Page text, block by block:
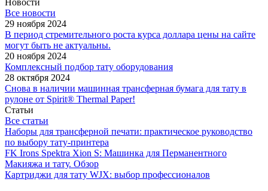
Новости
Все новости
29 ноября 2024
В период стремительного роста курса доллара цены на сайте
могут быть не актуальны.
20 ноября 2024
Комплексный подбор тату оборудования
28 октября 2024
Снова в наличии машинная трансферная бумага для тату в
рулоне от Spirit® Thermal Paper!
Статьи
Все статьи
Наборы для трансферной печати: практическое руководство
по выбору тату‑принтера
FK Irons Spektra Xion S: Машинка для Перманентного
Макияжа и тату. Обзор
Картриджи для тату WJX: выбор профессионалов